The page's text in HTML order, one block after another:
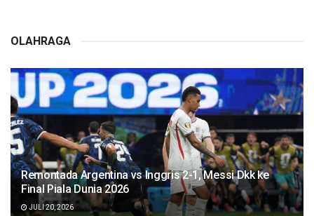
OLAHRAGA
Remontada Argentina vs Inggris 2-1, Messi Dkk ke
Final Piala Dunia 2026
JULI 20, 2026